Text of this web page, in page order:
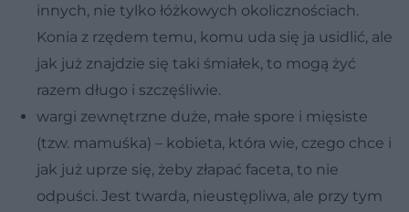
innych, nie tylko łóżkowych okolicznościach.
Konia z rzędem temu, komu uda się ja usidlić, ale
jak już znajdzie się taki śmiałek, to mogą żyć
razem długo i szczęśliwie.
wargi zewnętrzne duże, małe spore i mięsiste
(tzw. mamuśka) – kobieta, która wie, czego chce i
jak już uprze się, żeby złapać faceta, to nie
odpuści. Jest twarda, nieustępliwa, ale przy tym